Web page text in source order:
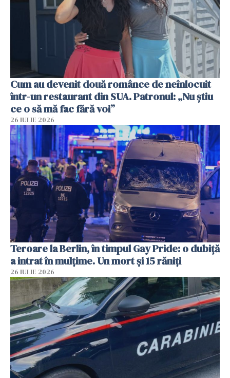
Cum au devenit două românce de neînlocuit
într-un restaurant din SUA. Patronul: „Nu știu
ce o să mă fac fără voi”
26 IULIE 2026
Teroare la Berlin, în timpul Gay Pride: o dubiță
a intrat în mulțime. Un mort și 15 răniți
26 IULIE 2026